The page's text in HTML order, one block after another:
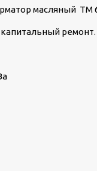
масляный ТМ
ремонт.